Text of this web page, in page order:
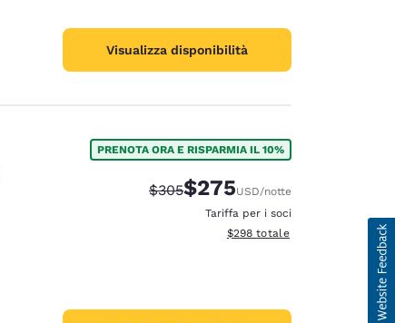
Visualizza disponibilità
PRENOTA ORA E RISPARMIA IL 10%
Tariffa di barratura:
$305Tariffa scontata:
$275USD/notte
Tariffa per i soci
Visualizza i dettagli totali
$298 totale